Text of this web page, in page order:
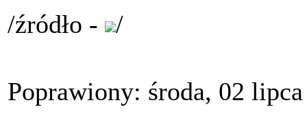
/źródło - /
Poprawiony: środa, 02